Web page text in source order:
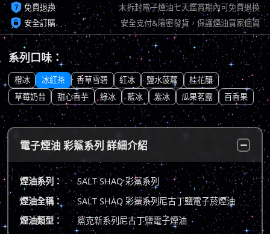
 免費退換 未拆封電子煙油七天鑑賞期內可免費退換
 安全訂購 安全支付&隱密發貨，保護煙油買家個資
系列口味：
橙冰 冰紅茶 香草雪碧 紅冰 鹽水菠蘿
桂花釀
草莓奶昔
甜心香芋 綠冰 藍冰 紫冰 瓜果茗露 百香果
電子煙油 彩鯊系列 詳細介紹
煙油系列：
SALT SHAQ 彩鯊系列
煙油全稱：
SALT SHAQ 彩鯊系列尼古丁鹽電子菸煙油
煙油類型：
鯊克新系列尼古丁鹽電子煙油